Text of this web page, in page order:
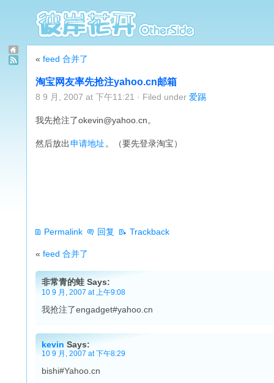
« feed 合并了
淘宝网友率先抢注yahoo.cn邮箱
8 9 月, 2007 at 下午11:21 · Filed under 爱踢
我先抢注了okevin@yahoo.cn。
然后放出申请地址 。（要先登录淘宝）
Permalink 回复 Trackback
« feed 合并了
非常青的蛙 Says:
10 9 月, 2007 at 上午9:08
我抢注了engadget#yahoo.cn
kevin Says:
10 9 月, 2007 at 下午8:29
bishi#Yahoo.cn